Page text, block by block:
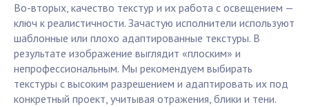
Во-вторых, качество текстур и их работа с освещением —
ключ к реалистичности. Зачастую исполнители используют
шаблонные или плохо адаптированные текстуры. В
результате изображение выглядит «плоским» и
непрофессиональным. Мы рекомендуем выбирать
текстуры с высоким разрешением и адаптировать их под
конкретный проект, учитывая отражения, блики и тени.